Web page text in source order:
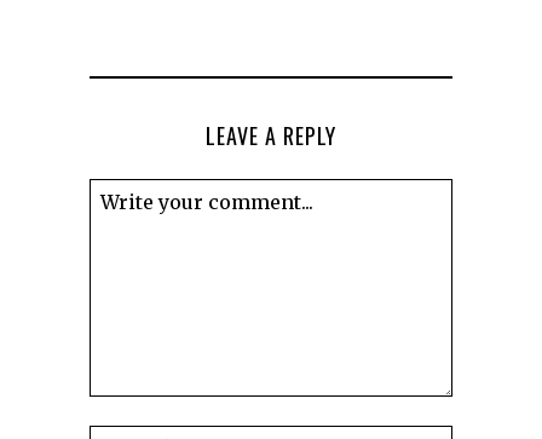
LEAVE A REPLY